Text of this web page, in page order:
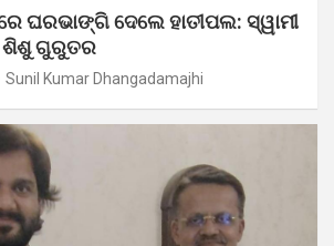
ଘରଭାଙ୍ଗି ଦେଲେ ହାତୀପଲ: ସ୍ୱାମୀ
ଶିଶୁ ଗୁରୁତର
Sunil Kumar Dhangadamajhi